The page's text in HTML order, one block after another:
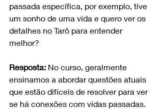
passada específica, por exemplo, tive
um sonho de uma vida e quero ver os
detalhes no Tarô para entender
melhor?
Resposta: No curso, geralmente
ensinamos a abordar questões atuais
que estão difíceis de resolver para ver
se há conexões com vidas passadas.